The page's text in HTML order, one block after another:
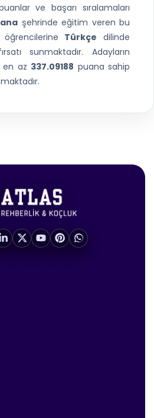
ve başarı sıralamaları
şehrinde eğitim veren bu
öğrencilerine Türkçe dilinde
sunmaktadır. Adayların
en az 337.09188 puana sahip